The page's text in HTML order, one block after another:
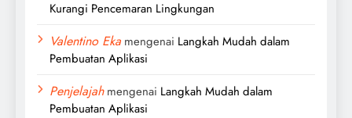
Kurangi Pencemaran Lingkungan
Valentino Eka mengenai Langkah Mudah dalam
Pembuatan Aplikasi
Penjelajahmengenai Langkah Mudah dalam
Pembuatan Aplikasi